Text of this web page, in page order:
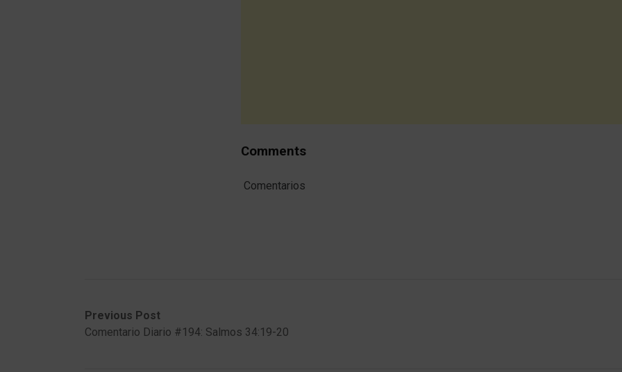
Comments
Comentarios
Previous Post
Comentario Diario #194: Salmos 34:19-20